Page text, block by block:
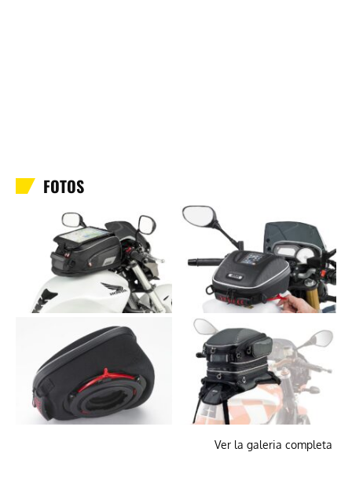
FOTOS
Ver la galeria completa